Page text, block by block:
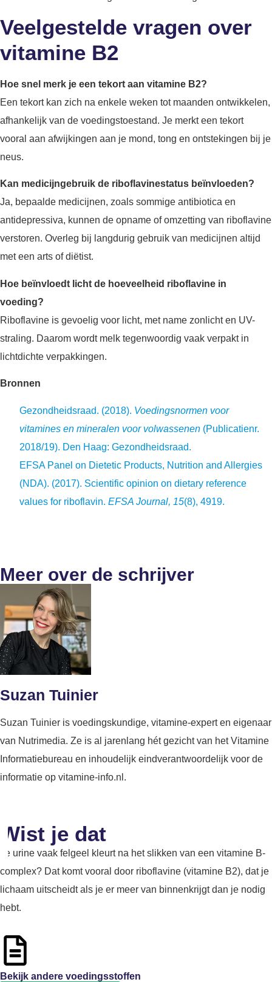
Veelgestelde vragen over
vitamine B2
Hoe snel merk je een tekort aan vitamine B2?
Een tekort kan zich na enkele weken tot maanden ontwikkelen,
afhankelijk van de voedingstoestand. Je merkt een tekort
vooral aan afwijkingen aan je mond, tong en ontstekingen bij je
neus.
Kan medicijngebruik de riboflavinestatus beïnvloeden?
Ja, bepaalde medicijnen, zoals sommige antibiotica en
antidepressiva, kunnen de opname of omzetting van riboflavine
verstoren. Overleg bij langdurig gebruik van medicijnen altijd
met een arts of diëtist.
Hoe beïnvloedt licht de hoeveelheid riboflavine in
voeding?
Riboflavine is gevoelig voor licht, met name zonlicht en UV-
straling. Daarom wordt melk tegenwoordig vaak verpakt in
lichtdichte verpakkingen.
Bronnen
Gezondheidsraad. (2018). Voedingsnormen voor
vitamines en mineralen voor volwassenen (Publicatienr.
2018/19). Den Haag: Gezondheidsraad.
EFSA Panel on Dietetic Products, Nutrition and Allergies
(NDA). (2017). Scientific opinion on dietary reference
values for riboflavin. EFSA Journal, 15(8), 4919.
Meer over de schrijver
Suzan Tuinier
Suzan Tuinier is voedingskundige, vitamine-expert en eigenaar
van Nutrimedia. Ze is al jarenlang hét gezicht van het Vitamine
Informatiebureau en inhoudelijk eindverantwoordelijk voor de
informatie op vitamine-info.nl.
Wist je dat
Je urine vaak felgeel kleurt na het slikken van een vitamine B-
complex? Dat komt vooral door riboflavine (vitamine B2), dat je
lichaam uitscheidt als je er meer van binnenkrijgt dan je nodig
hebt.
Bekijk andere voedingsstoffen